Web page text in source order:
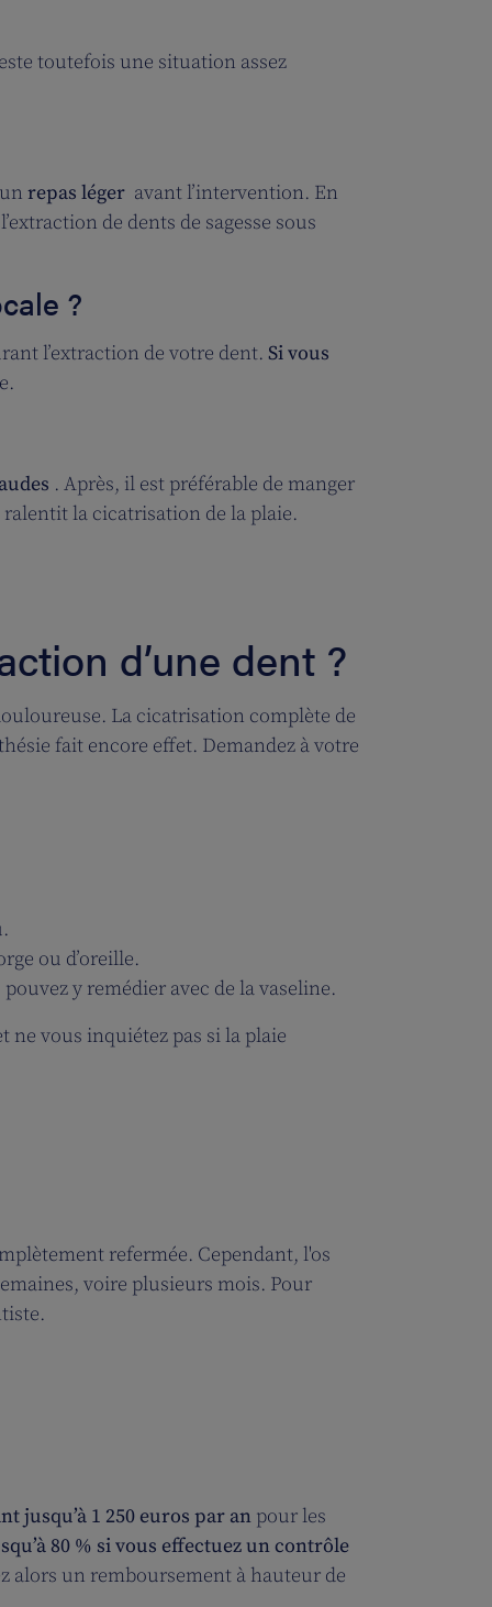
toutefois une situation assez
repas léger avant l’intervention. En
de dents de sagesse sous
?
l’extraction de votre dent. Si vous
. Après, il est préférable de manger
ralentit la cicatrisation de la plaie.
d’une dent ?
La cicatrisation complète de
fait encore effet. Demandez à votre
ou d’oreille.
y remédier avec de la vaseline.
vous inquiétez pas si la plaie
refermée. Cependant, l'os
voire plusieurs mois. Pour
jusqu’à 1 250 euros par an pour les
80 % si vous effectuez un contrôle
alors un remboursement à hauteur de